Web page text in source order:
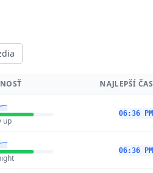
NAJLEPŠÍ ČAS
up
06:36 PM
06:36 PM